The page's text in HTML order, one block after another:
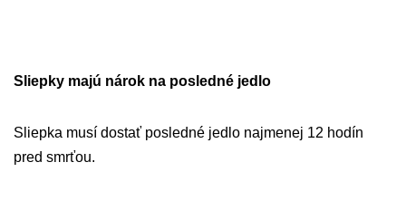
Sliepky majú nárok na posledné jedlo
Sliepka musí dostať posledné jedlo najmenej 12 hodín
pred smrťou.